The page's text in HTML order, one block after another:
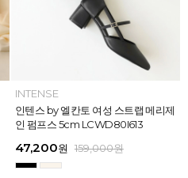
MAZZ
마쯔 by 엘칸토 여성 크로스 와이드
스트랩 컴포트 샌들 3.5cm LCWW27
45,900원 159,000원
INTENSE
인텐스 by 엘칸토 여성 스트랩 메리제
인 펌프스 5cm LCWD80I613
47,200원 159,000원
INTENSE
인텐스 by 엘칸토 여성 클래식 스트랩
로퍼 2cm LCWD72I613
27,920원 159,000원
MAZZ
마쯔 by 엘칸토 여성 데이엔 스니커즈
3.5cm LCWS20M613
71,400원 189,000원
MAZZ
마쯔 by 엘칸토 여성 크로스 와이드
스트랩 컴포트 샌들 3.5cm LCWW27
45,900원 159,000원
INTENSE
인텐스 by 엘칸토 여성 스트랩 메리제
인 펌프스 5cm LCWD80I613
47,200원 159,000원